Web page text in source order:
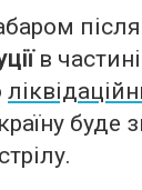
в
буде